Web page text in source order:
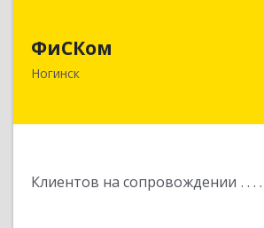
ФиСКом
Ногинск
Клиентов на сопровождении